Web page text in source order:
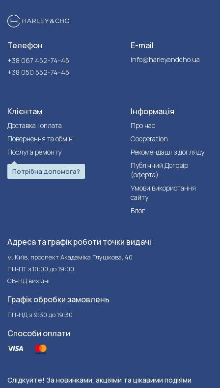
Телефон
+38 067 452-74-45
+38 050 552-74-45
E-mail
info@harleyandcho.ua
Клієнтам
Доставка і оплата
Повернення та обмін
Послуга ремонту
Потрібна допомога?
Інформація
Про нас
Cooperation
Рекомендації з догляду
Публічний Договір
(оферта)
Умови використання
сайту
Блог
Адреса та графік роботи точки видачі
м. Київ, проспект Академіка Глушкова, 40
ПН-ПТ з 10:00 до 19:00
СБ-НД вихідні
Графік обробки замовлень
ПН-НД з 9:30 до 19:30
Способи оплати
Слідкуйте! За новинками, акціями та цікавими подіями